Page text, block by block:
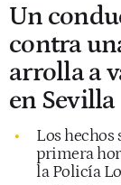
Un
contra
arrolla a
en Sevilla
Los hechos
primera
la Policía